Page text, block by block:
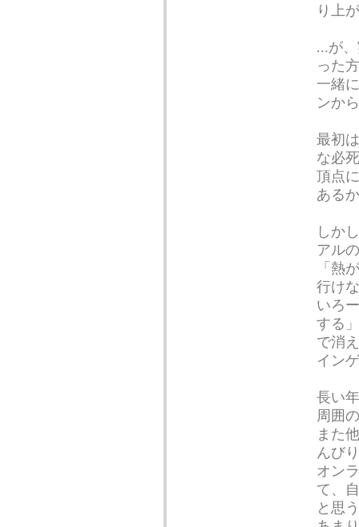
り上
...が
った
一緒
ンか
最初
な必
頂点
ある
しか
アル
「熱
行け
いろ
する
で消
イン
長い
周囲
また
んび
オン
て、
と思